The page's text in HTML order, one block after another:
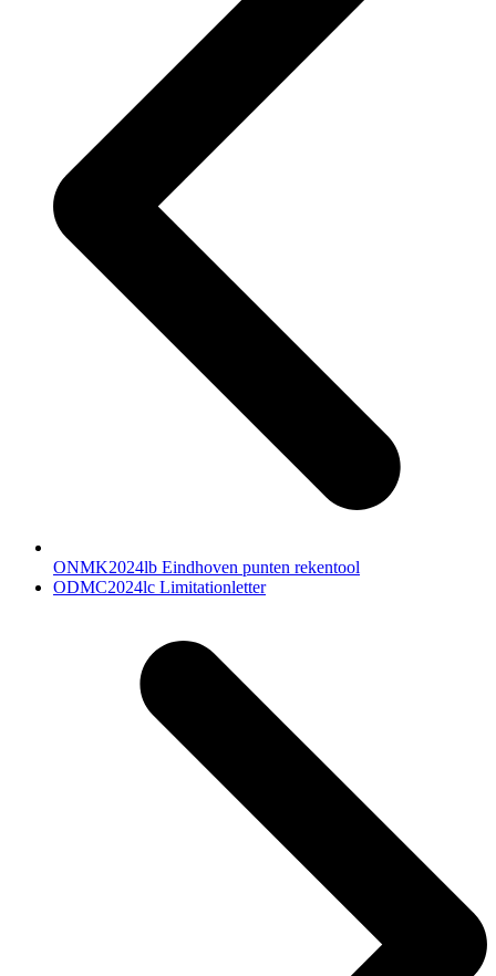
ONMK2024lb Eindhoven punten rekentool
next
ODMC2024lc Limitationletter